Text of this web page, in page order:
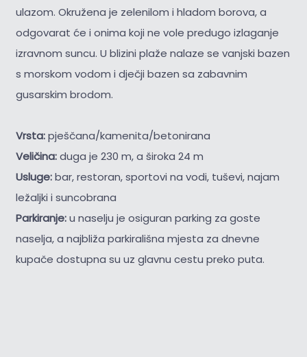
ulazom. Okružena je zelenilom i hladom borova, a
odgovarat će i onima koji ne vole predugo izlaganje
izravnom suncu. U blizini plaže nalaze se vanjski bazen
s morskom vodom i dječji bazen sa zabavnim
gusarskim brodom.
Vrsta:pješčana/kamenita/betonirana
Veličina:duga je 230 m, a široka 24 m
Usluge:bar, restoran, sportovi na vodi, tuševi, najam
ležaljki i suncobrana
Parkiranje:u naselju je osiguran parking za goste
naselja, a najbliža parkirališna mjesta za dnevne
kupače dostupna su uz glavnu cestu preko puta.